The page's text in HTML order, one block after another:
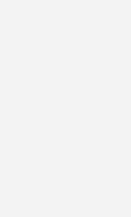
Gezerre um
Scholz seinen
– offenbar wider
Gesetzesvorbereitung
damit System,
ist letztendlich erneut
und gefundenes
Nichts gelernt Herr
nicht um einen unter
das